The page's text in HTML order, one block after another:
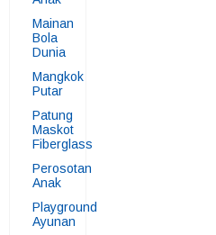
Mainan
Bola
Dunia
Mangkok
Putar
Patung
Maskot
Fiberglass
Perosotan
Anak
Playground
Ayunan